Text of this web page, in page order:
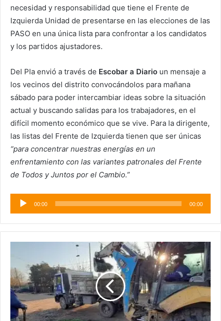
necesidad y responsabilidad que tiene el Frente de
Izquierda Unidad de presentarse en las elecciones de las
PASO en una única lista para confrontar a los candidatos
y los partidos ajustadores.
Del Pla envió a través de Escobar a Diario un mensaje a
los vecinos del distrito convocándolos para mañana
sábado para poder intercambiar ideas sobre la situación
actual y buscando salidas para los trabajadores, en el
difícil momento económico que se vive. Para la dirigente,
las listas del Frente de Izquierda tienen que ser únicas
“para concentrar nuestras energías en un
enfrentamiento con las variantes patronales del Frente
de Todos y Juntos por el Cambio.”
Reproductor
de
audio
00:00 00:00